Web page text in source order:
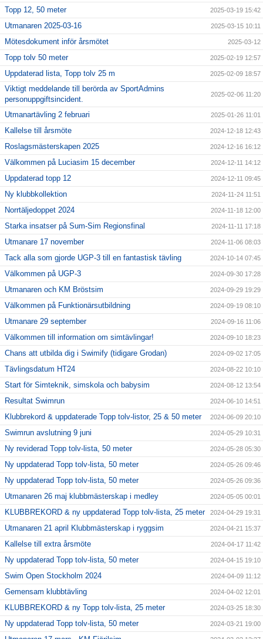
Topp 12, 50 meter 2025-03-19 15:42
Utmanaren 2025-03-16 2025-03-15 10:11
Mötesdokument inför årsmötet 2025-03-12
Topp tolv 50 meter 2025-02-19 12:57
Uppdaterad lista, Topp tolv 25 m 2025-02-09 18:57
Viktigt meddelande till berörda av SportAdmins
personuppgiftsincident.
2025-02-06 11:20
Utmanartävling 2 februari 2025-01-26 11:01
Kallelse till årsmöte 2024-12-18 12:43
Roslagsmästerskapen 2025 2024-12-16 16:12
Välkommen på Luciasim 15 december 2024-12-11 14:12
Uppdaterad topp 12 2024-12-11 09:45
Ny klubbkollektion 2024-11-24 11:51
Norrtäljedoppet 2024 2024-11-18 12:00
Starka insatser på Sum-Sim Regionsfinal 2024-11-11 17:18
Utmanare 17 november 2024-11-06 08:03
Tack alla som gjorde UGP-3 till en fantastisk tävling 2024-10-14 07:45
Välkommen på UGP-3 2024-09-30 17:28
Utmanaren och KM Bröstsim 2024-09-29 19:29
Välkommen på Funktionärsutbildning 2024-09-19 08:10
Utmanare 29 september 2024-09-16 11:06
Välkommen till information om simtävlingar! 2024-09-10 18:23
Chans att utbilda dig i Swimify (tidigare Grodan) 2024-09-02 17:05
Tävlingsdatum HT24 2024-08-22 10:10
Start för Simteknik, simskola och babysim 2024-08-12 13:54
Resultat Swimrun 2024-06-10 14:51
Klubbrekord & uppdaterade Topp tolv-listor, 25 & 50 meter 2024-06-09 20:10
Swimrun avslutning 9 juni 2024-05-29 10:31
Ny reviderad Topp tolv-lista, 50 meter 2024-05-28 05:30
Ny uppdaterad Topp tolv-lista, 50 meter 2024-05-26 09:46
Ny uppdaterad Topp tolv-lista, 50 meter 2024-05-26 09:36
Utmanaren 26 maj klubbmästerskap i medley 2024-05-05 00:01
KLUBBREKORD & ny uppdaterad Topp tolv-lista, 25 meter 2024-04-29 19:31
Utmanaren 21 april Klubbmästerskap i ryggsim 2024-04-21 15:37
Kallelse till extra årsmöte 2024-04-17 11:42
Ny uppdaterad Topp tolv-lista, 50 meter 2024-04-15 19:10
Swim Open Stockholm 2024 2024-04-09 11:12
Gemensam klubbtävling 2024-04-02 12:01
KLUBBREKORD & ny Topp tolv-lista, 25 meter 2024-03-25 18:30
Ny uppdaterad Topp tolv-lista, 50 meter 2024-03-21 19:00